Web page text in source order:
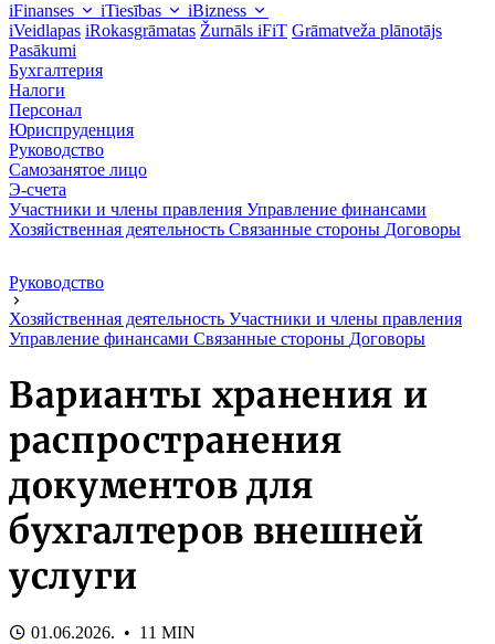
iFinanses iTiesības
iBizness
iVeidlapas iRokasgrāmatas Žurnāls iFiT Grāmatveža plānotājs
Pasākumi
Бухгалтерия
Налоги
Персонал
Юриспруденция
Руководство
Самозанятое лицо
Э-счета
Участники и члены правления Управление финансами
Хозяйственная деятельность Связанные стороны Договоры
Руководство
Хозяйственная деятельность Участники и члены правления
Управление финансами Связанные стороны Договоры
Варианты хранения и
распространения
документов для
бухгалтеров внешней
услуги
01.06.2026. • 11 MIN